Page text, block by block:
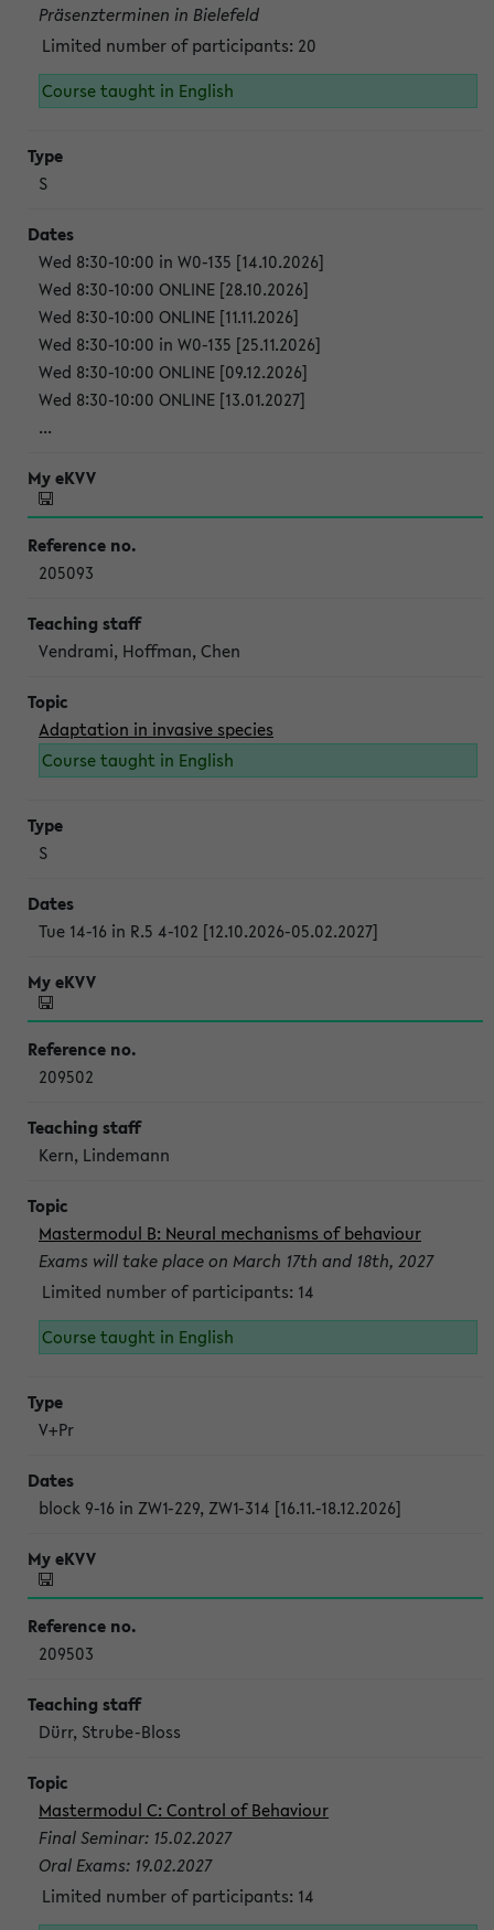
Präsenzterminen in Bielefeld
Limited number of participants: 20
Course taught in English
S
Wed 8:30-10:00 in W0-135 [14.10.2026]
Wed 8:30-10:00 ONLINE [28.10.2026]
Wed 8:30-10:00 ONLINE [11.11.2026]
Wed 8:30-10:00 in W0-135 [25.11.2026]
Wed 8:30-10:00 ONLINE [09.12.2026]
Wed 8:30-10:00 ONLINE [13.01.2027]
...
205093
Vendrami, Hoffman, Chen
Adaptation in invasive species
Course taught in English
S
Tue 14-16 in R.5 4-102 [12.10.2026-05.02.2027]
209502
Kern, Lindemann
Mastermodul B: Neural mechanisms of behaviour
Exams will take place on March 17th and 18th, 2027
Limited number of participants: 14
Course taught in English
V+Pr
block 9-16 in ZW1-229, ZW1-314 [16.11.-18.12.2026]
209503
Dürr, Strube-Bloss
Mastermodul C: Control of Behaviour
Final Seminar: 15.02.2027
Oral Exams: 19.02.2027
Limited number of participants: 14